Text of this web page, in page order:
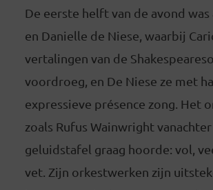
De eerste helft van de avond was
en Danielle de Niese, waarbij
vertalingen van de
voordroeg, en De Niese ze met
expressieve présence zong. Het
zoals Rufus Wainwright
geluidstafel graag hoorde: vol,
vet. Zijn orkestwerken zijn